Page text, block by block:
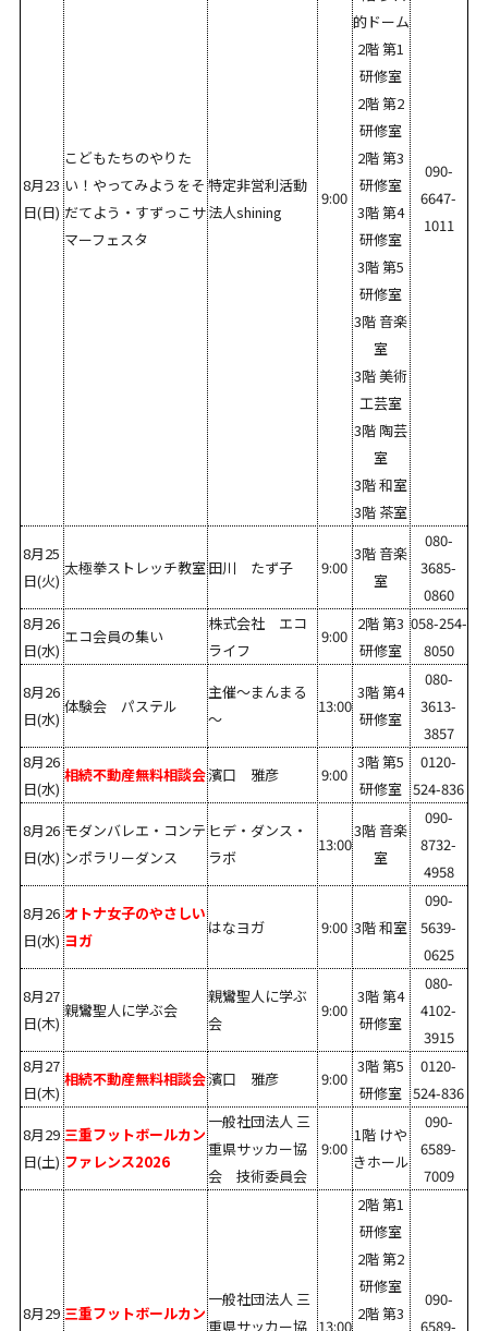
8月23
日(日)
こどもたちのやりた
い！やってみようをそ
だてよう・すずっこサ
マーフェスタ
特定非営利活動
法人shining
9:00
的ドーム
2階 第1
研修室
2階 第2
研修室
2階 第3
研修室
3階 第4
研修室
3階 第5
研修室
3階 音楽
室
3階 美術
工芸室
3階 陶芸
室
3階 和室
3階 茶室
090-
6647-
1011
8月25
日(火)
太極拳ストレッチ教室田川 たず子 9:00
3階 音楽
室
080-
3685-
0860
8月26
日(水)
エコ会員の集い
株式会社 エコ
ライフ
9:00
2階 第3
研修室
058-254-
8050
8月26
日(水)
体験会 パステル
主催～まんまる
～
13:00
3階 第4
研修室
080-
3613-
3857
8月26
日(水)
相続不動産無料相談会濱口 雅彦 9:00
3階 第5
研修室
0120-
524-836
8月26
日(水)
モダンバレエ・コンテ
ンポラリーダンス
ヒデ・ダンス・
ラボ
13:00
3階 音楽
室
090-
8732-
4958
8月26
日(水)
オトナ女子のやさしい
ヨガ
はなヨガ 9:00 3階 和室
090-
5639-
0625
8月27
日(木)
親鸞聖人に学ぶ会
親鸞聖人に学ぶ
会
9:00
3階 第4
研修室
080-
4102-
3915
8月27
日(木)
相続不動産無料相談会濱口 雅彦 9:00
3階 第5
研修室
0120-
524-836
8月29
日(土)
三重フットボールカン
ファレンス2026
一般社団法人 三
重県サッカー協
会 技術委員会
9:00
1階 けや
きホール
090-
6589-
7009
8月29三重フットボールカン
一般社団法人 三
重県サッカー協 13:00
2階 第1
研修室
2階 第2
研修室
2階 第3
090-
6589-